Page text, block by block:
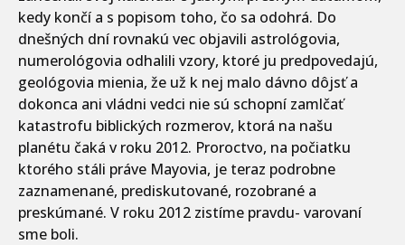
kedy končí a s popisom toho, čo sa odohrá. Do
dnešných dní rovnakú vec objavili astrológovia,
numerológovia odhalili vzory, ktoré ju predpovedajú,
geológovia mienia, že už k nej malo dávno dôjsť a
dokonca ani vládni vedci nie sú schopní zamlčať
katastrofu biblických rozmerov, ktorá na našu
planétu čaká v roku 2012. Proroctvo, na počiatku
ktorého stáli práve Mayovia, je teraz podrobne
zaznamenané, prediskutované, rozobrané a
preskúmané. V roku 2012 zistíme pravdu- varovaní
sme boli.